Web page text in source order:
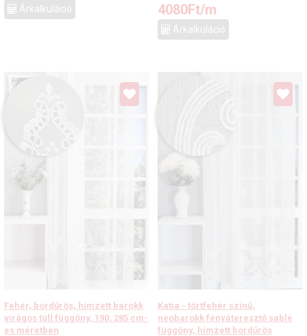
Árkalkuláció 4080Ft/m
Árkalkuláció
Fehér, bordűrös, hímzett barokk
virágos tüll függöny, 190, 285 cm-
es méretben
Katia - törtfehér színű,
neobarokk fényáteresztő sablé
függöny, hímzett bordűrös